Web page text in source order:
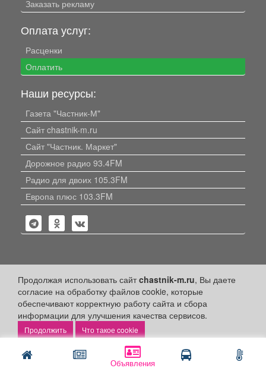
Объявления
Продолжая использовать сайтchastnik-m.ru, Вы даете
согласие на обработку файлов cookie, которые
обеспечивают корректную работу сайта и сбора
информации для улучшения качества сервисов.
Что такое cookie
Заказать рекламу
Оплата услуг:
Расценки
Оплатить
Наши ресурсы:
Газета "Частник-М"
Сайт chastnik-m.ru
Сайт "Частник. Маркет"
Дорожное радио 93.4FM
Радио для двоих 105.3FM
Европа плюс 103.3FM
Политика конфиденциальности
Публикации с пометкой «Реклама», «На правах рекламы»,
«Партнёрский проект» оплачены рекламодателем.
Редакция сайта не несет ответственности за достоверность
объявлениях.
+16 © 2006-2026 ООО "Частник-М"